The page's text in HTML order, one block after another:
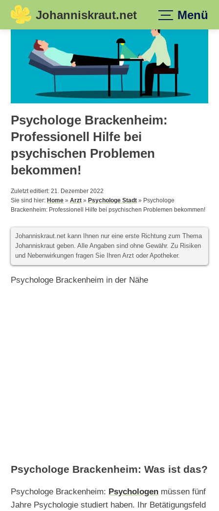
Skip
Johanniskraut.net Menü
Psychologe Brackenheim:
Professionell Hilfe bei
psychischen Problemen
bekommen!
Zuletzt editiert: 21. Dezember 2022
Sie sind hier:Home »Arzt »Psychologe Stadt » Psychologe
Brackenheim: Professionell Hilfe bei psychischen Problemen bekommen!
Johanniskraut.net kann Ihnen nur eine erste Richtung zum Thema
Johanniskraut geben. Alle Angaben sind ohne Gewähr. Zu Risiken
und Nebenwirkungen fragen Sie Ihren Arzt oder Apotheker.
Psychologe Brackenheim in der Nähe
Psychologe Brackenheim: Was ist das?
Psychologe Brackenheim: Psychologen müssen fünf
Jahre Psychologie studiert haben. Ihr Betätigungsfeld